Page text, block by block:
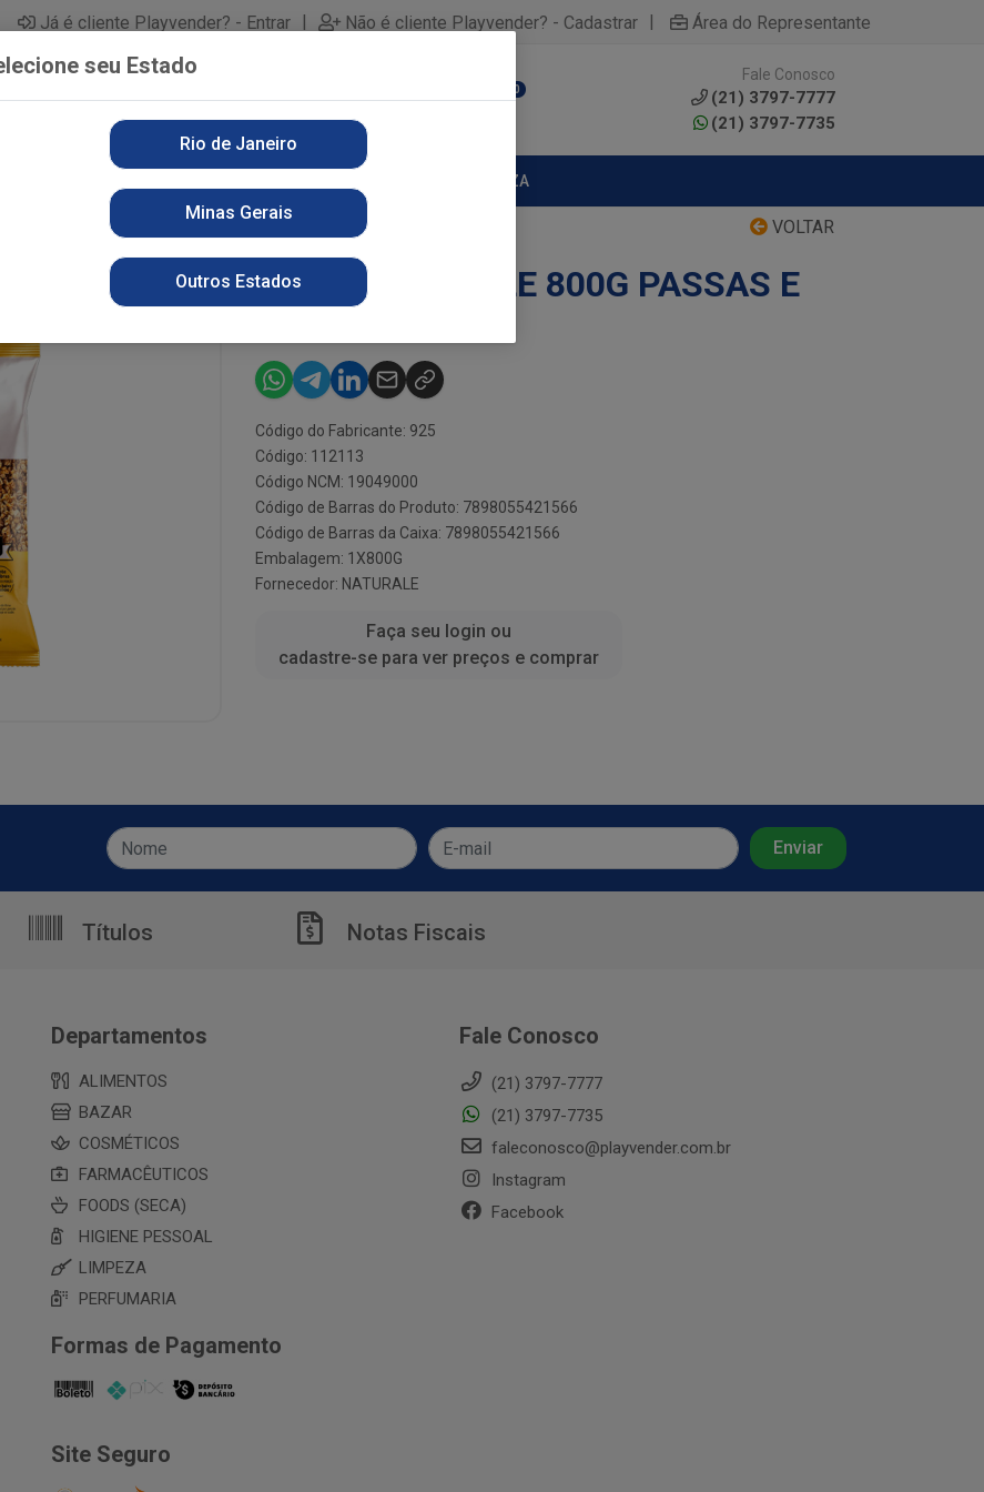
Já é cliente Playvender? - Entrar | Não é cliente Playvender? - Cadastrar | Área do Representante
0
Fale Conosco
(21) 3797-7777
(21) 3797-7735
LIMPEZA
VOLTAR
800G PASSAS E MEL
GRAN NATURALE 800G PASSAS E
Código do Fabricante: 925
Código: 112113
Código NCM: 19049000
Código de Barras do Produto: 7898055421566
Código de Barras da Caixa: 7898055421566
Embalagem: 1X800G
Fornecedor: NATURALE
Faça seu login ou
cadastre-se para ver preços e comprar
Títulos Notas Fiscais
Departamentos
ALIMENTOS
BAZAR
COSMÉTICOS
FARMACÊUTICOS
FOODS (SECA)
HIGIENE PESSOAL
LIMPEZA
PERFUMARIA
Formas de Pagamento
Site Seguro
Fale Conosco
(21) 3797-7777
(21) 3797-7735
faleconosco@playvender.com.br
Instagram
Facebook
seu Estado
Rio de Janeiro
Minas Gerais
Outros Estados